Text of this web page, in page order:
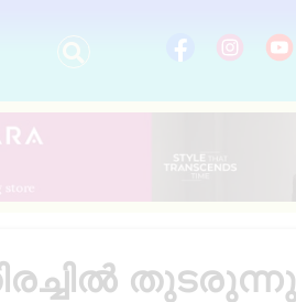
തുടരുന്നു